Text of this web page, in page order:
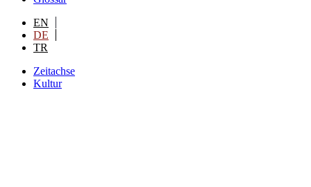
EN
DE
TR
Zeitachse
Kultur